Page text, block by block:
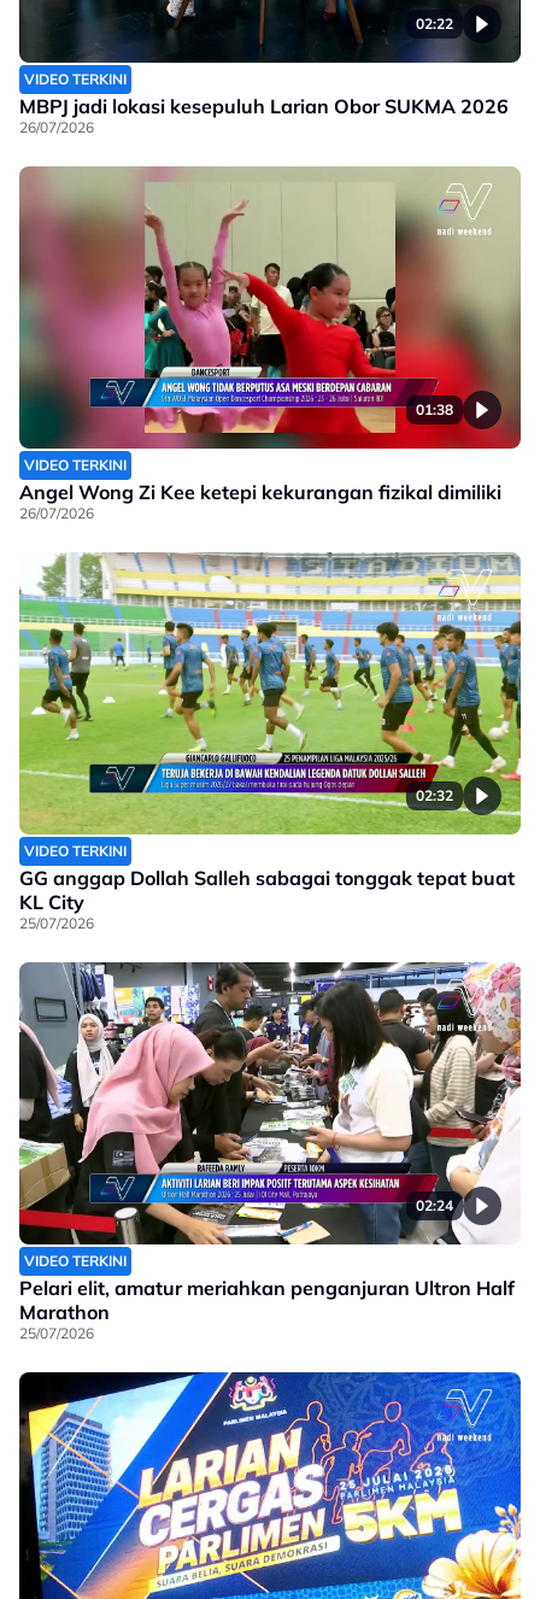
02:22
VIDEO TERKINI
MBPJ jadi lokasi kesepuluh Larian Obor SUKMA 2026
26/07/2026
01:38
VIDEO TERKINI
Angel Wong Zi Kee ketepi kekurangan fizikal dimiliki
26/07/2026
02:32
VIDEO TERKINI
GG anggap Dollah Salleh sabagai tonggak tepat buat
KL City
25/07/2026
02:24
VIDEO TERKINI
Pelari elit, amatur meriahkan penganjuran Ultron Half
Marathon
25/07/2026